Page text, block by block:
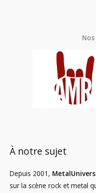
À notre sujet
Depuis 2001,
sur la scène rock et metal